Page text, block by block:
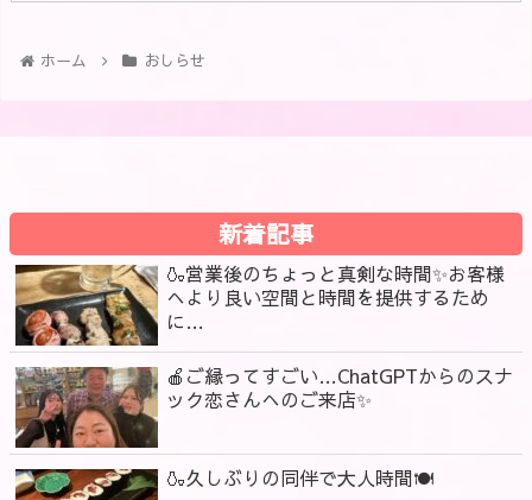
ホーム おしらせ
新着記事
🍶営業後のちょっと真剣な時間✨お客様
へより良い空間と時間を提供するため
に…
🍎ご縁ってすごい…ChatGPTからのスナ
ック恋さんへのご来店✨
🍶久しぶりの同伴で大人時間🍽️